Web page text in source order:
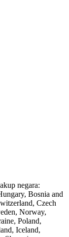
negara:
Bosnia and
Czech
Norway,
Poland,
Iceland,